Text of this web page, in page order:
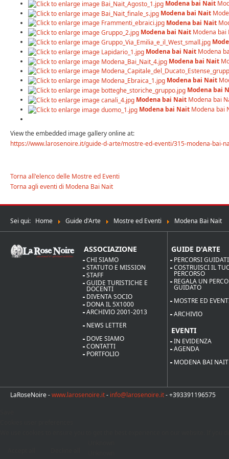
Modena bai Nait
Modena bai Nait
Modena bai Nait
Modena bai Nait Modena bai
Modena bai Nait Modena
Modena bai Nait
Modena bai Nait
Modena bai
Modena bai Nait Modena bai
Modena bai Nait Modena bai
View the embedded image gallery online at:
https://www.larosenoire.it/guide-d-arte/mostre-ed-eventi/315-modena-bai-
Torna all'elenco delle Mostre ed Eventi
Torna agli eventi di Modena Bai Nait
Sei qui: Home Guide d'Arte Mostre ed Eventi Modena Bai Nait
ASSOCIAZIONE
CHI SIAMO
STATUTO E MISSION
STAFF
GUIDE TURISTICHE E
DOCENTI
DIVENTA SOCIO
DONA IL 5X1000
ARCHIVIO 2001-2013
NEWS LETTER
DOVE SIAMO
CONTATTI
PORTFOLIO
GUIDE D'ARTE
PERCORSI GUIDATI
COSTRUISCI IL
PERCORSO
REGALA UN
GUIDATO
MOSTRE ED
ARCHIVIO
EVENTI
IN EVIDENZA
AGENDA
MODENA BAI NAIT
LaRoseNoire -www.larosenoire.it- info@larosenoire.it- +393391196575